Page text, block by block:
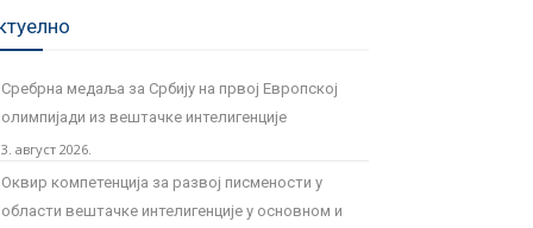
Сребрна медаља за Србију на првој Европској
олимпијади из вештачке интелигенције
3. август 2026.
Оквир компетенција за развој писмености у
области вештачке интелигенције у основном и